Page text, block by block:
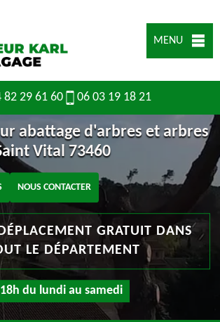
MENU
82 29 61 60 06 03 19 18 21
abattage d'arbres et arbres
Vital 73460
NOUS CONTACTER
GRATUIT DANS
LE DÉPARTEMENT
du lundi au samedi